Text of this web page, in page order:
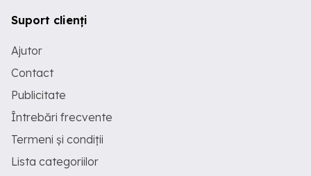
Suport clienți
Ajutor
Contact
Publicitate
Întrebări frecvente
Termeni și condiții
Lista categoriilor